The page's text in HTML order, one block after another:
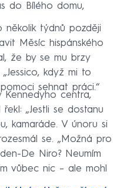
do Bílého domu,
několik týdnů později
Měsíc hispánského
že by se mu brzy
když mi to
sehnat práci.“
Kennedyho centra,
„Jestli se dostanu
kamaráde. V únoru si
se. „Možná pro
De Niro? Neumím
vůbec nic – ale mohl